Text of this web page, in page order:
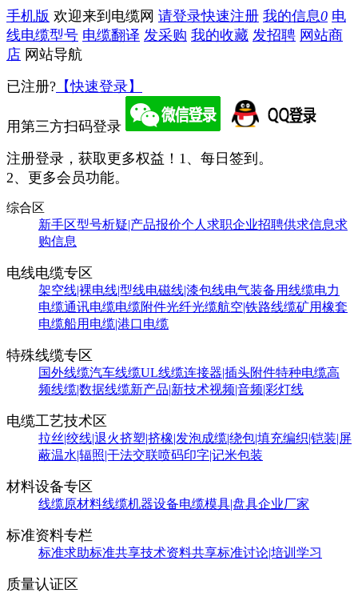
手机版 欢迎来到电缆网 请登录快速注册 我的信息0 电
线电缆型号 电缆翻译 发采购 我的收藏 发招聘 网站商
店 网站导航
已注册? 【快速登录】
用第三方扫码登录
注册登录，获取更多权益！ 1、每日签到。
2、更多会员功能。
综合区
新手区型号析疑|产品报价个人求职企业招聘供求信息求
购信息
电线电缆专区
架空线|裸电线|型线电磁线|漆包线电气装备用线缆电力
电缆通讯电缆电缆附件光纤光缆航空|铁路线缆矿用橡套
电缆船用电缆|港口电缆
特殊线缆专区
国外线缆汽车线缆UL线缆连接器|插头附件特种电缆高
频线缆|数据线缆新产品|新技术视频|音频|彩灯线
电缆工艺技术区
拉丝|绞线|退火挤塑|挤橡|发泡成缆|绕包|填充编织|铠装|屏
蔽温水|辐照|干法交联喷码印字|记米包装
材料设备专区
线缆原材料线缆机器设备电缆模具|盘具企业厂家
标准资料专栏
标准求助标准共享技术资料共享标准讨论|培训学习
质量认证区